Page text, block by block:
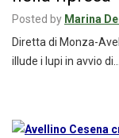
Posted by Marina
Diretta di Monza-
illude i lupi in avvio di…